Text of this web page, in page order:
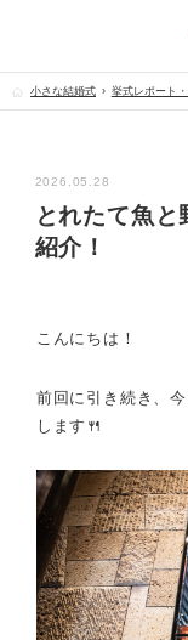
小さな結婚式 挙式レポート
2026.05.28
とれたて魚
紹介！
こんにちは！
前回に引き続き、
します🍴